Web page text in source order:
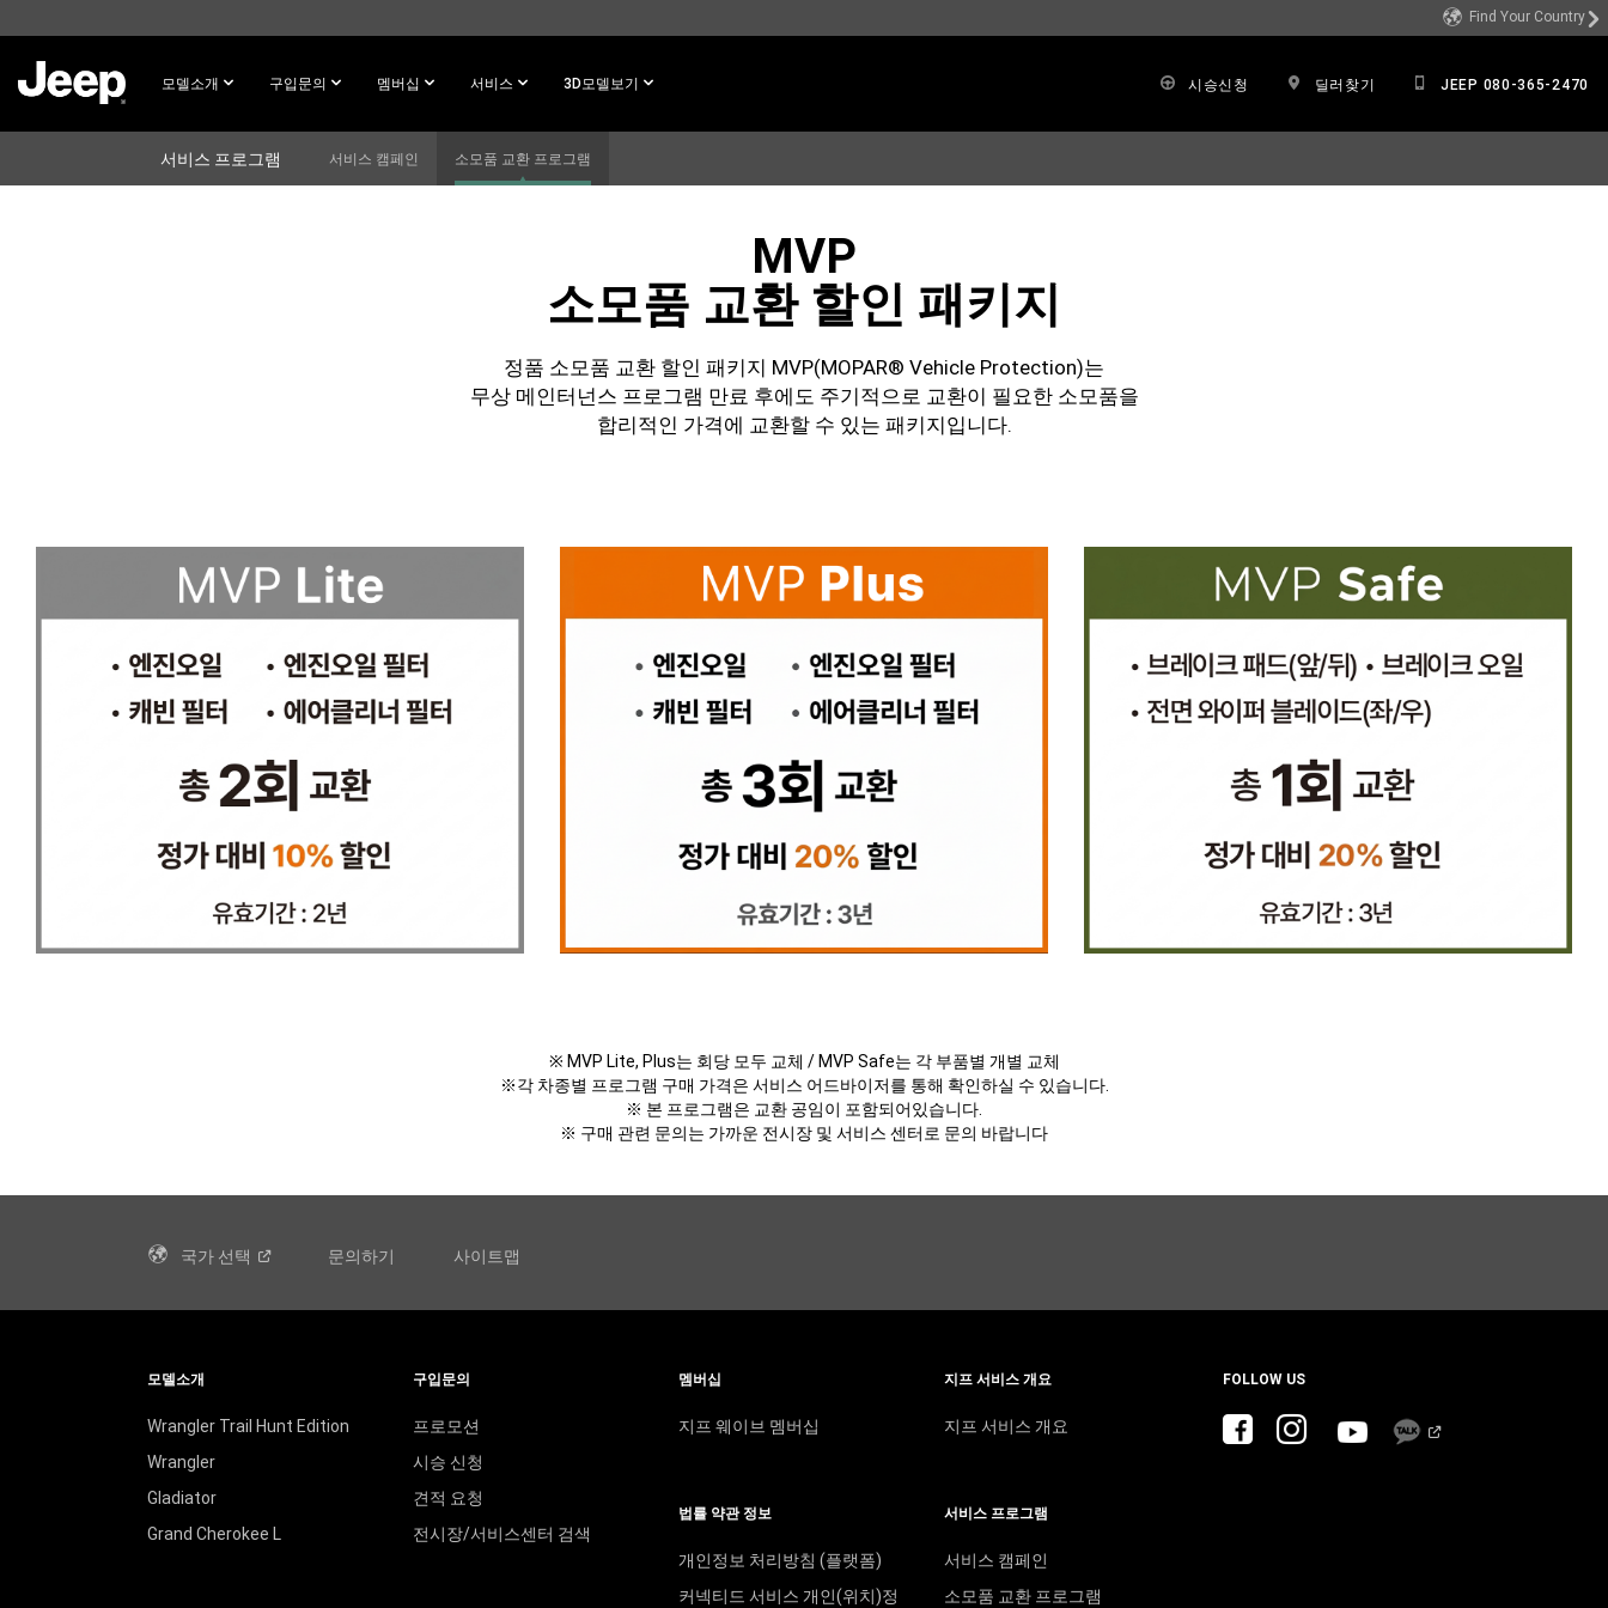
MAIN
Find Your Country
모델소개 구입문의 멤버십 서비스 3D모델보기 시승신청 딜러찾기 JEEP 080-365-2470
서비스 프로그램 서비스 캠페인 소모품 교환 프로그램
MVP
소모품 교환 할인 패키지
정품 소모품 교환 할인 패키지 MVP(MOPAR® Vehicle Protection)는
무상 메인터넌스 프로그램 만료 후에도 주기적으로 교환이 필요한 소모품을
합리적인 가격에 교환할 수 있는 패키지입니다.
※ MVP Lite, Plus는 회당 모두 교체 / MVP Safe는 각 부품별 개별 교체
※각 차종별 프로그램 구매 가격은 서비스 어드바이저를 통해 확인하실 수 있습니다.
※ 본 프로그램은 교환 공임이 포함되어있습니다.
※ 구매 관련 문의는 가까운 전시장 및 서비스 센터로 문의 바랍니다
국가 선택 문의하기 사이트맵
모델소개
Wrangler Trail Hunt Edition
Wrangler
Gladiator
Grand Cherokee L
구입문의
프로모션
시승 신청
견적 요청
전시장/서비스센터 검색
멤버십
지프 웨이브 멤버십
법률 약관 정보
개인정보 처리방침 (플랫폼)
커넥티드 서비스 개인(위치)정
지프 서비스 개요
지프 서비스 개요
서비스 프로그램
서비스 캠페인
소모품 교환 프로그램
FOLLOW US